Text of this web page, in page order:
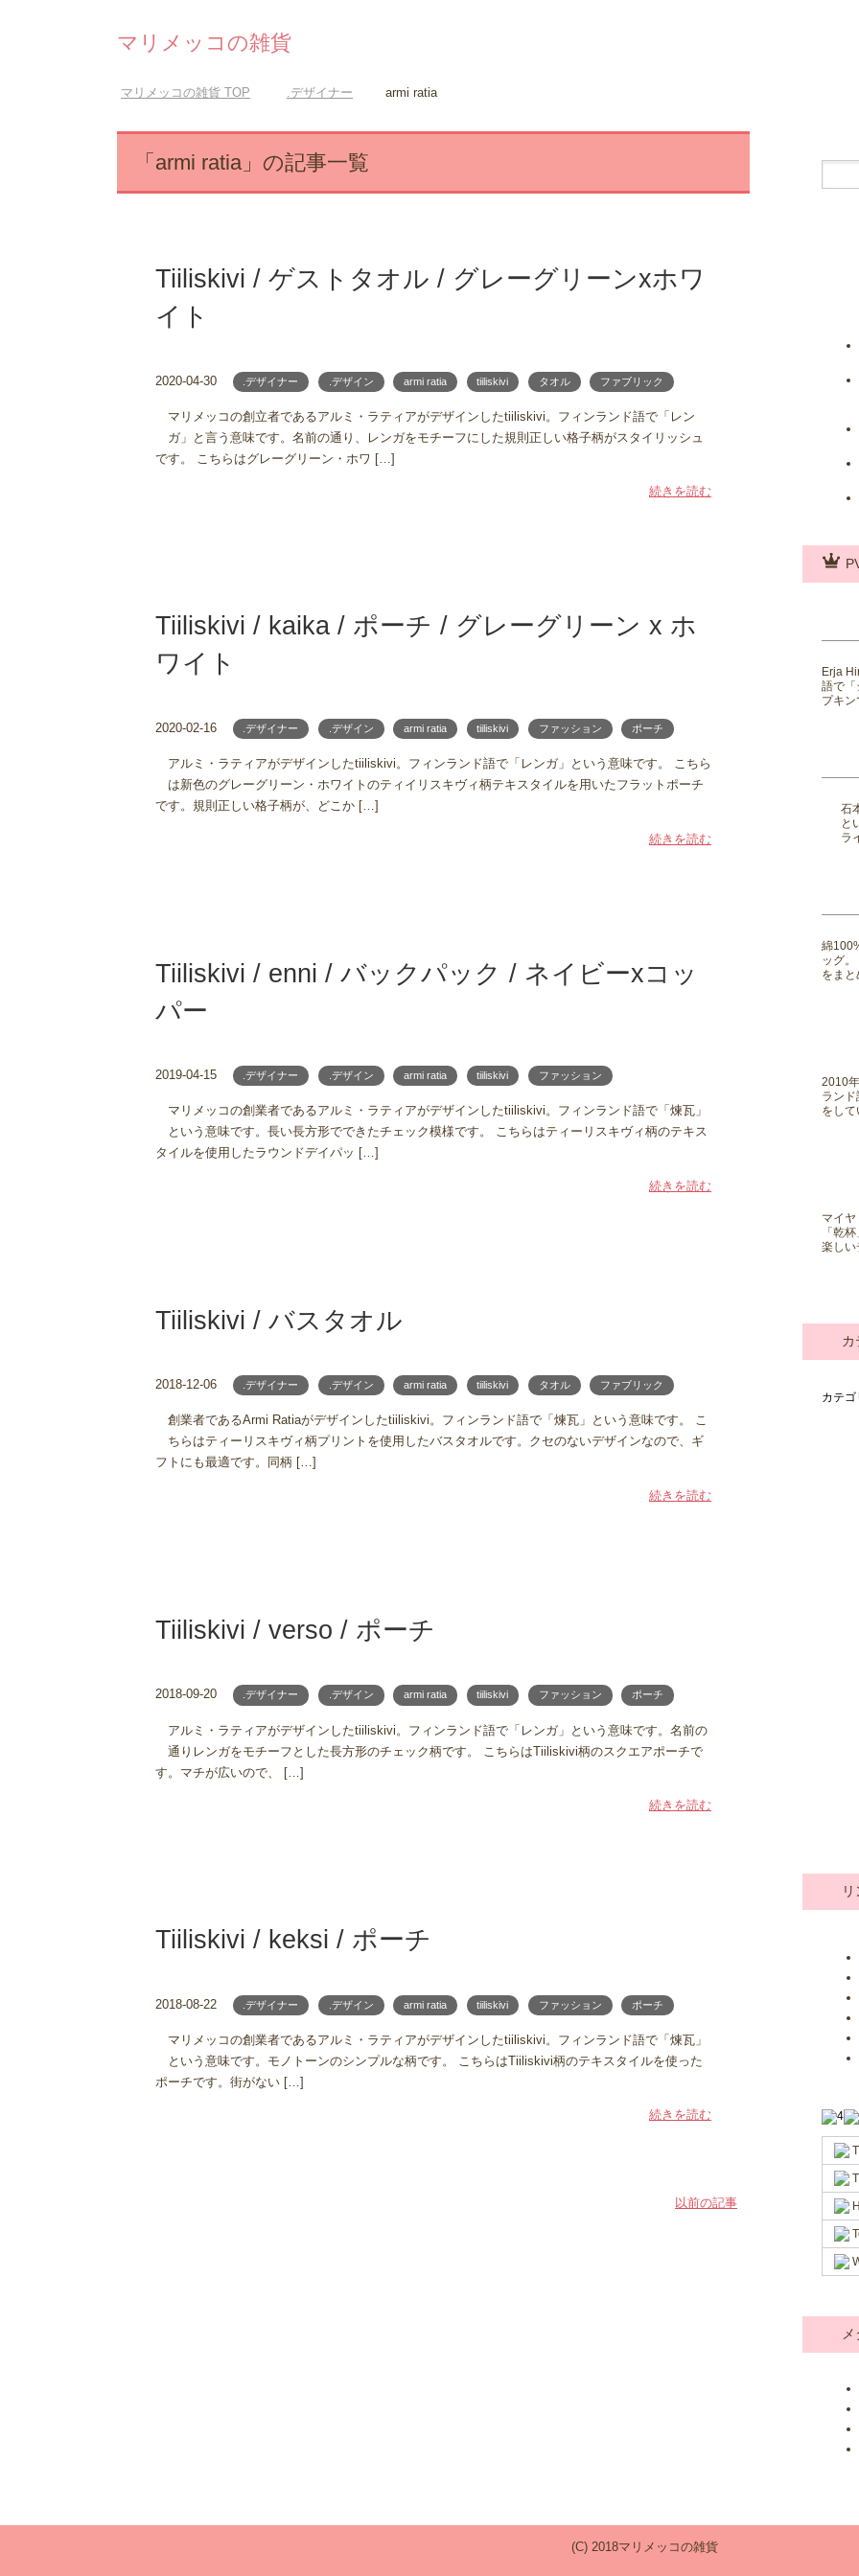
マリメッコの雑貨
マリメッコの雑貨 TOP .デザイナー armi ratia
「armi ratia」の記事一覧
Tiiliskivi / ゲストタオル / グレーグリーンxホワ
イト
2020-04-30 .デザイナー .デザイン armi ratia tiiliskivi タオル ファブリック
マリメッコの創立者であるアルミ・ラティアがデザインしたtiiliskivi。フィンランド語で「レン
ガ」と言う意味です。名前の通り、レンガをモチーフにした規則正しい格子柄がスタイリッシュ
です。 こちらはグレーグリーン・ホワ […]
続きを読む
Tiiliskivi / kaika / ポーチ / グレーグリーン x ホ
ワイト
2020-02-16 .デザイナー .デザイン armi ratia tiiliskivi ファッション ポーチ
アルミ・ラティアがデザインしたtiiliskivi。フィンランド語で「レンガ」という意味です。 こちら
は新色のグレーグリーン・ホワイトのティイリスキヴィ柄テキスタイルを用いたフラットポーチ
です。規則正しい格子柄が、どこか […]
続きを読む
Tiiliskivi / enni / バックパック / ネイビーxコッ
パー
2019-04-15 .デザイナー .デザイン armi ratia tiiliskivi ファッション
マリメッコの創業者であるアルミ・ラティアがデザインしたtiiliskivi。フィンランド語で「煉瓦」
という意味です。長い長方形でできたチェック模様です。 こちらはティーリスキヴィ柄のテキス
タイルを使用したラウンドデイパッ […]
続きを読む
Tiiliskivi / バスタオル
2018-12-06 .デザイナー .デザイン armi ratia tiiliskivi タオル ファブリック
創業者であるArmi Ratiaがデザインしたtiiliskivi。フィンランド語で「煉瓦」という意味です。 こ
ちらはティーリスキヴィ柄プリントを使用したバスタオルです。クセのないデザインなので、ギ
フトにも最適です。同柄 […]
続きを読む
Tiiliskivi / verso / ポーチ
2018-09-20 .デザイナー .デザイン armi ratia tiiliskivi ファッション ポーチ
アルミ・ラティアがデザインしたtiiliskivi。フィンランド語で「レンガ」という意味です。名前の
通りレンガをモチーフとした長方形のチェック柄です。 こちらはTiiliskivi柄のスクエアポーチで
す。マチが広いので、 […]
続きを読む
Tiiliskivi / keksi / ポーチ
2018-08-22 .デザイナー .デザイン armi ratia tiiliskivi ファッション ポーチ
マリメッコの創業者であるアルミ・ラティアがデザインしたtiiliskivi。フィンランド語で「煉瓦」
という意味です。モノトーンのシンプルな柄です。 こちらはTiiliskivi柄のテキスタイルを使った
ポーチです。街がない […]
続きを読む
以前の記事
Erja
語で「
プキ
石
と
ラ
綿
ッグ
をま
2010
ラン
をし
マイ
「乾
楽しい
カ
カテゴ
リ
メ
(C) 2018マリメッコの雑貨